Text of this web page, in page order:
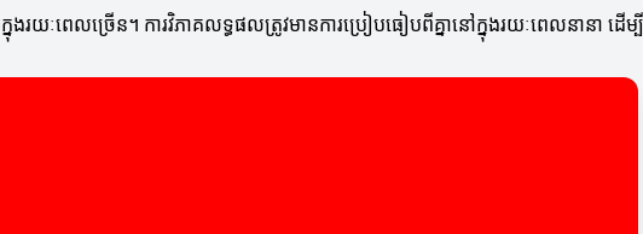
រយៈពេលច្រើន។ ការវិភាគលទ្ធផលត្រូវមានការប្រៀបធៀបពីគ្នានៅក្នុងរយៈពេលនានា ដើម្បី